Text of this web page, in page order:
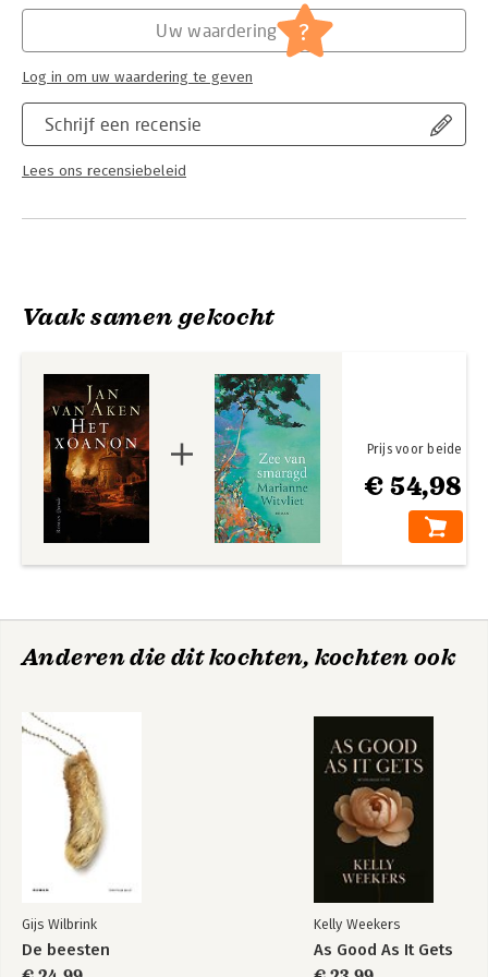
Ook de neutrale Beaujon kan zich niet langer afzijdig houden.
Maar hij heeft veel hogere ambities dan wat hij ziet als de jacht
op een hersenschim.
Schrijf een recensie
Lees ons recensiebeleid
Uw waardering ?
Log in om uw waardering te geven
Vaak samen gekocht
€ 54,98
Prijs voor beide
Anderen die dit kochten, kochten ook
Gijs Wilbrink
De beesten
Kelly Weekers
As Good As It Gets